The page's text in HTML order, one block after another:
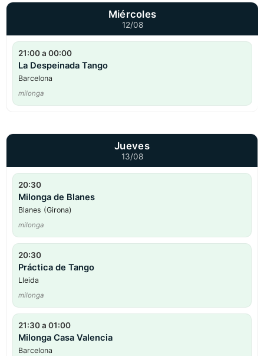
Miércoles
12/08
21:00 a 00:00
La Despeinada Tango
Barcelona
milonga
Jueves
13/08
20:30
Milonga de Blanes
Blanes (Girona)
milonga
20:30
Práctica de Tango
Lleida
milonga
21:30 a 01:00
Milonga Casa Valencia
Barcelona